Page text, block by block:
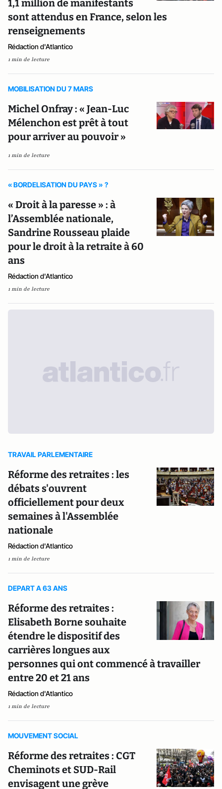
1,1 million de manifestants
sont attendus en France, selon les
renseignements
Rédaction d'Atlantico
1 min de lecture
MOBILISATION DU 7 MARS
Michel Onfray : « Jean-Luc
Mélenchon est prêt à tout
pour arriver au pouvoir »
1 min de lecture
« BORDELISATION DU PAYS » ?
« Droit à la paresse » : à
l’Assemblée nationale,
Sandrine Rousseau plaide
pour le droit à la retraite à 60
ans
Rédaction d'Atlantico
1 min de lecture
TRAVAIL PARLEMENTAIRE
Réforme des retraites : les
débats s'ouvrent
officiellement pour deux
semaines à l'Assemblée
nationale
Rédaction d'Atlantico
1 min de lecture
DEPART A 63 ANS
Réforme des retraites :
Elisabeth Borne souhaite
étendre le dispositif des
carrières longues aux
personnes qui ont commencé à travailler
entre 20 et 21 ans
Rédaction d'Atlantico
1 min de lecture
MOUVEMENT SOCIAL
Réforme des retraites : CGT
Cheminots et SUD-Rail
envisagent une grève